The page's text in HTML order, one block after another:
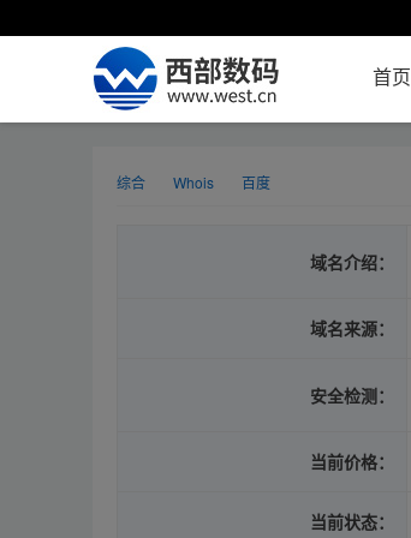
首页
综合 Whois 百度
域名介绍：
域名来源：
安全检测：
当前价格：
当前状态：